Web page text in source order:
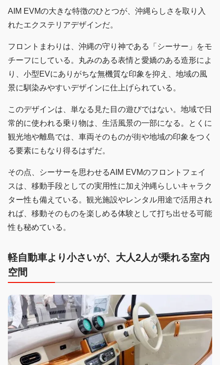
AIM EVMの大きな特徴のひとつが、沖縄らしさを取り入
れたエクステリアデザインだ。
フロントまわりは、沖縄の守り神である「シーサー」をモ
チーフにしている。丸みのある表情と愛嬌のある造形によ
り、小型EVにありがちな無機質な印象を抑え、地域の風
景に馴染みやすいデザインに仕上げられている。
このデザインは、単なる見た目の遊びではない。地域で日
常的に使われる乗り物は、生活風景の一部になる。とくに
観光地や離島では、車両そのものが街や地域の印象をつく
る要素にもなり得るはずだ。
その点、シーサーを思わせるAIM EVMのフロントフェイ
スは、移動手段としての実用性に加え沖縄らしいキャラク
ター性も備えている。観光施設やレンタル用途で活用され
れば、移動そのものを楽しめる体験として打ち出せる可能
性も秘めている。
軽自動車より小さいが、大人2人が乗れる室内
空間